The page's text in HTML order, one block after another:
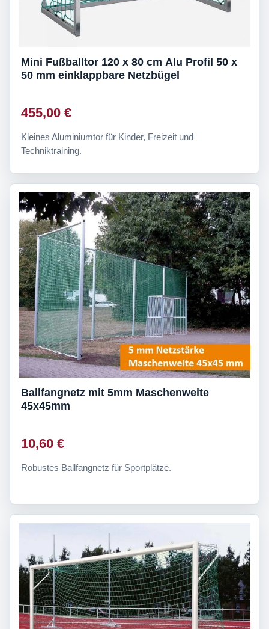
Mini Fußballtor 120 x 80 cm Alu Profil 50 x
50 mm einklappbare Netzbügel
455,00 €
Kleines Aluminiumtor für Kinder, Freizeit und
Techniktraining.
Ballfangnetz mit 5mm Maschenweite
45x45mm
10,60 €
Robustes Ballfangnetz für Sportplätze.